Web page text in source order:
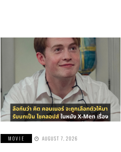
MOVIE AUGUST 7, 2026